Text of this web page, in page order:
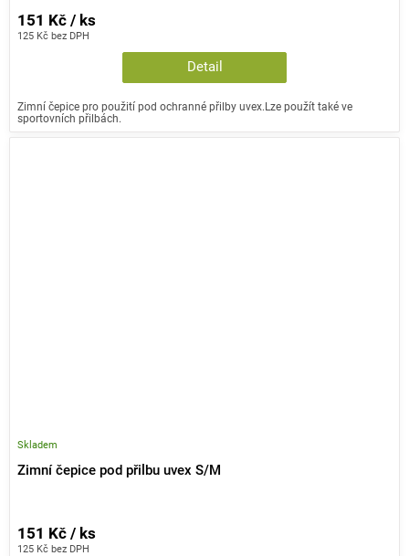
125 Kč bez DPH
151 Kč / ks
Detail
Zimní čepice pro použití pod ochranné přilby uvex.Lze použít také ve
sportovních přilbách.
Zimní čepice pod přilbu uvex S/M
Skladem
125 Kč bez DPH
151 Kč / ks